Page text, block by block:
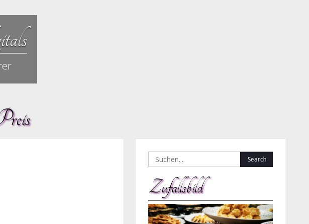
Search
for:
Zufallsbild